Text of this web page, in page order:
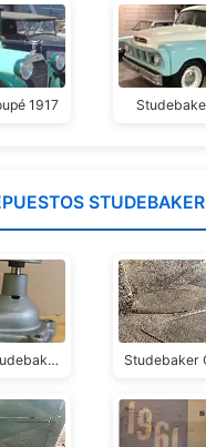
1917
STUDEBAKER
Bomba Agua Studebaker 39-41 Studebaker